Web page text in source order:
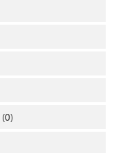
(0)